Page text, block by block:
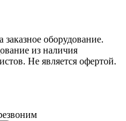
заказное оборудование.
из наличия
Не является офертой.